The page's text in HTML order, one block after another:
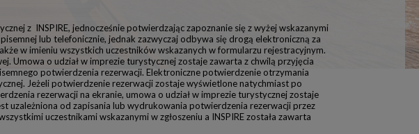
z INSPIRE, jednocześnie potwierdzając zapoznanie się z wyżej wskazanymi
lub telefonicznie, jednak zazwyczaj odbywa się drogą elektroniczną za
w imieniu wszystkich uczestników wskazanych w formularzu rejestracyjnym.
Umowa o udział w imprezie turystycznej zostaje zawarta z chwilą przyjęcia
potwierdzenia rezerwacji. Elektroniczne potwierdzenie otrzymania
Jeżeli potwierdzenie rezerwacji zostaje wyświetlone natychmiast po
rezerwacji na ekranie, umowa o udział w imprezie turystycznej zostaje
uzależniona od zapisania lub wydrukowania potwierdzenia rezerwacji przez
uczestnikami wskazanymi w zgłoszeniu a INSPIRE została zawarta